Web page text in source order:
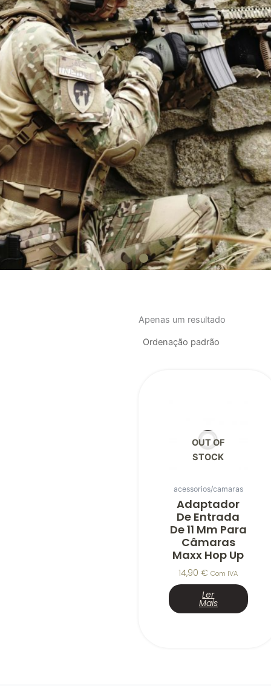
Apenas um resultado
OUT OF
STOCK
acessorios/camaras
Adaptador
De Entrada
De 11 Mm Para
Câmaras
Maxx Hop Up
14,90€ Com IVA
Ler
Mais